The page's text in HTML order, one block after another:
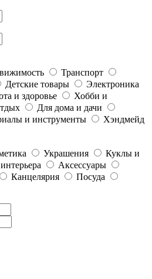
Транспорт
Детские товары
Электроника
и здоровье
Хобби и
Для дома и дачи
и инструменты
Хэндмейд
Украшения
Куклы и
Аксессуары
Канцелярия
Посуда